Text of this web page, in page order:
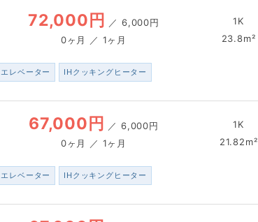
72,000円 ／6,000円
0ヶ月 ／ 1ヶ月
1K
23.8m²
エレベーター IHクッキングヒーター
67,000円 ／6,000円
0ヶ月 ／ 1ヶ月
1K
21.82m²
エレベーター IHクッキングヒーター